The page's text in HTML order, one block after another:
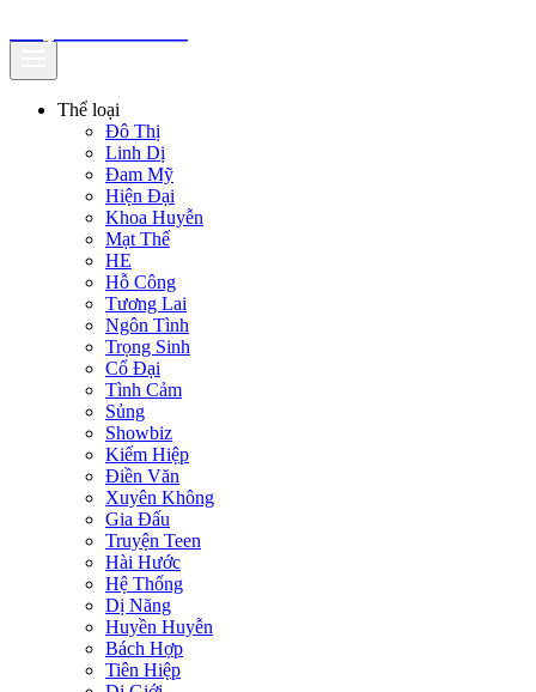
Thể loại
Đô Thị
Linh Dị
Đam Mỹ
Hiện Đại
Khoa Huyễn
Mạt Thế
HE
Hỗ Công
Tương Lai
Ngôn Tình
Trọng Sinh
Cổ Đại
Tình Cảm
Sủng
Showbiz
Kiếm Hiệp
Điền Văn
Xuyên Không
Gia Đấu
Truyện Teen
Hài Hước
Hệ Thống
Dị Năng
Huyền Huyễn
Bách Hợp
Tiên Hiệp